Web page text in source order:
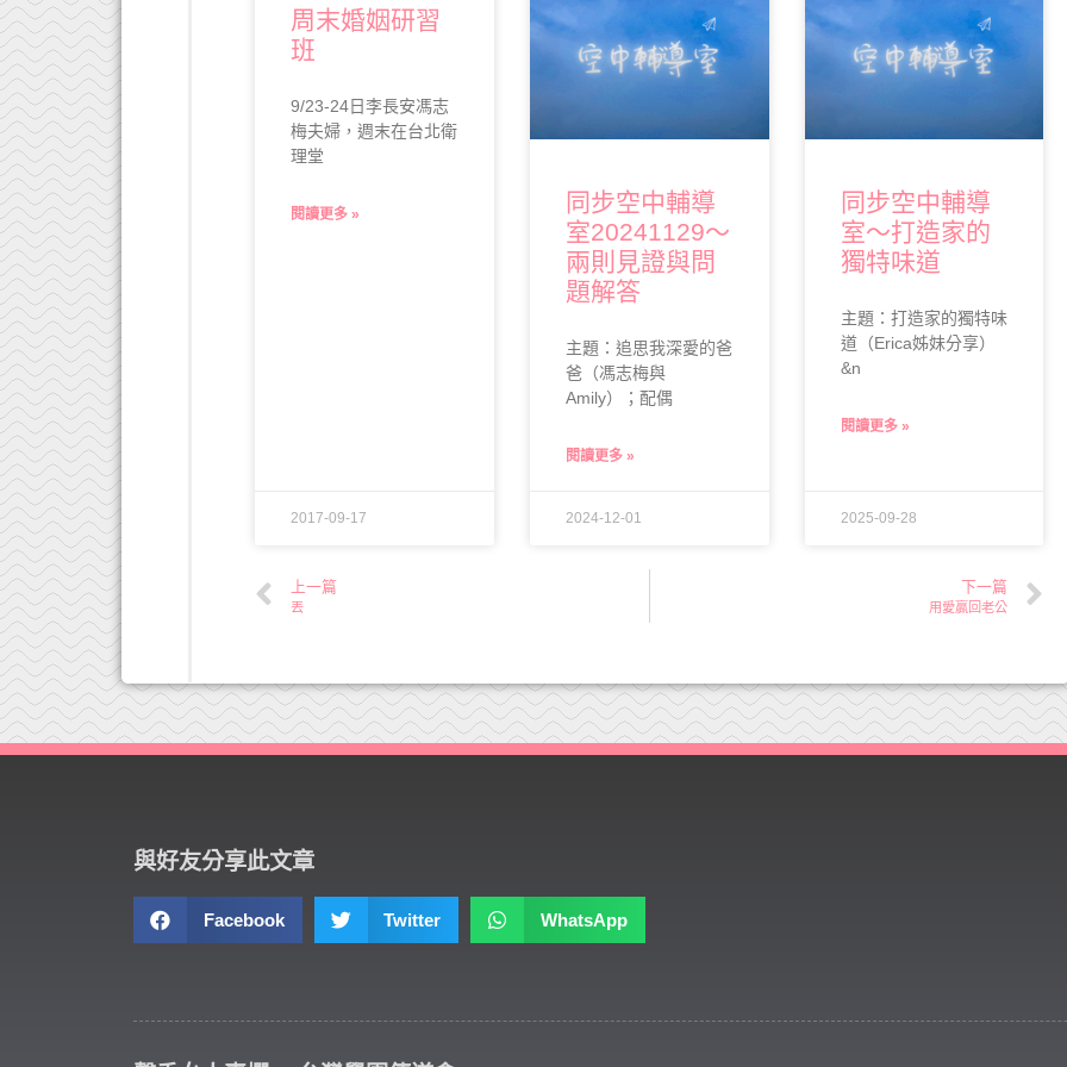
周末婚姻研習
班
9/23-24日李長安馮志
梅夫婦，週末在台北衛
理堂
閱讀更多 »
2017-09-17
同步空中輔導
室20241129～
兩則見證與問
題解答
主題：追思我深愛的爸
爸（馮志梅與
Amily）；配偶
閱讀更多 »
2024-12-01
同步空中輔導
室～打造家的
獨特味道
主題：打造家的獨特味
道（Erica姊妹分享）
&n
閱讀更多 »
2025-09-28
上一篇
丟
下一篇
用愛贏回老公
與好友分享此文章
Facebook Twitter WhatsApp